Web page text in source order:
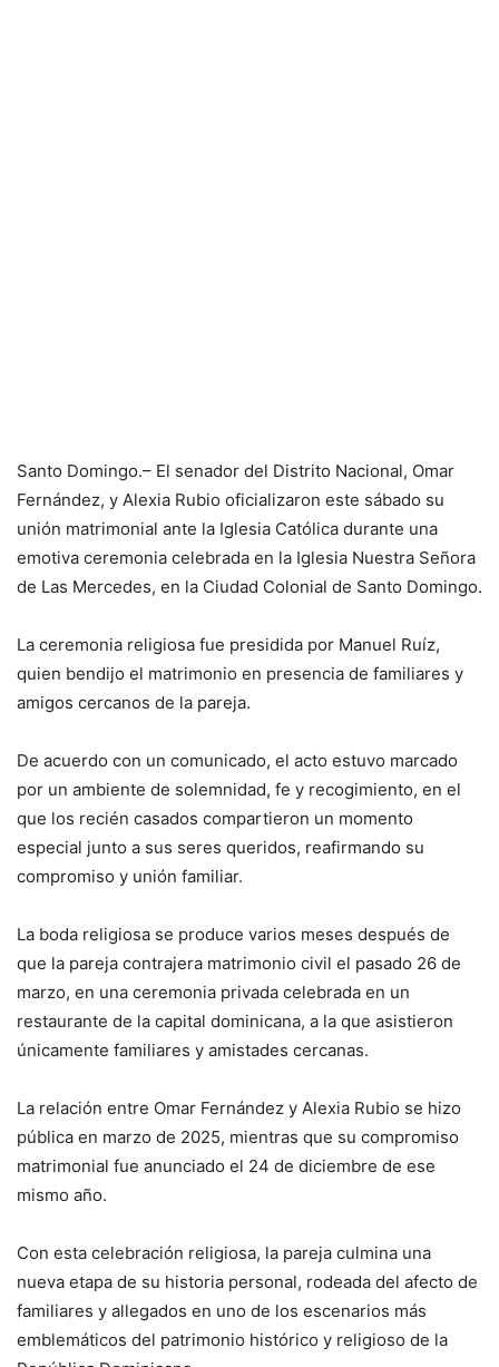
Santo Domingo.– El senador del Distrito Nacional, Omar
Fernández, y Alexia Rubio oficializaron este sábado su
unión matrimonial ante la Iglesia Católica durante una
emotiva ceremonia celebrada en la Iglesia Nuestra Señora
de Las Mercedes, en la Ciudad Colonial de Santo Domingo.
La ceremonia religiosa fue presidida por Manuel Ruíz,
quien bendijo el matrimonio en presencia de familiares y
amigos cercanos de la pareja.
De acuerdo con un comunicado, el acto estuvo marcado
por un ambiente de solemnidad, fe y recogimiento, en el
que los recién casados compartieron un momento
especial junto a sus seres queridos, reafirmando su
compromiso y unión familiar.
La boda religiosa se produce varios meses después de
que la pareja contrajera matrimonio civil el pasado 26 de
marzo, en una ceremonia privada celebrada en un
restaurante de la capital dominicana, a la que asistieron
únicamente familiares y amistades cercanas.
La relación entre Omar Fernández y Alexia Rubio se hizo
pública en marzo de 2025, mientras que su compromiso
matrimonial fue anunciado el 24 de diciembre de ese
mismo año.
Con esta celebración religiosa, la pareja culmina una
nueva etapa de su historia personal, rodeada del afecto de
familiares y allegados en uno de los escenarios más
emblemáticos del patrimonio histórico y religioso de la